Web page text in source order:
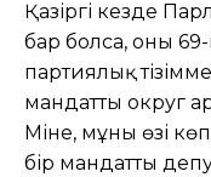
Қазіргі кезде
бар болса, оның
партиялық
мандатты округ
Міне, мұның өзі
бір мандатты